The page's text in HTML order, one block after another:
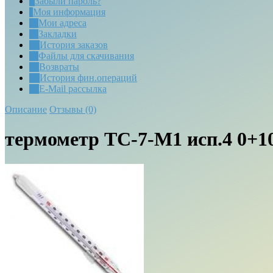
Моя информация
Мои адреса
Закладки
История заказов
Файлы для скачивания
Возвраты
История фин.операций
E-Mail рассылка
Описание Отзывы (0)
термометр ТС-7-М1 исп.4